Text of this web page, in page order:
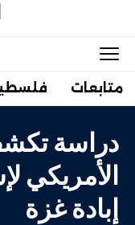
متابعات
دراسة
الأمريكي
إبادة غزة